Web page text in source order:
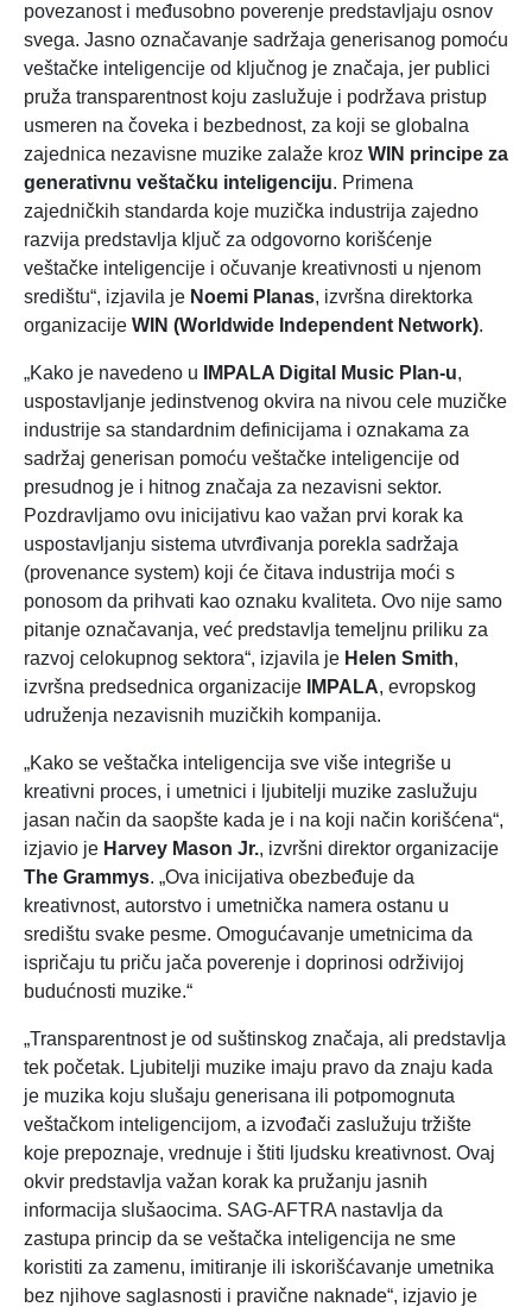
povezanost i međusobno poverenje predstavljaju osnov
svega. Jasno označavanje sadržaja generisanog pomoću
veštačke inteligencije od ključnog je značaja, jer publici
pruža transparentnost koju zaslužuje i podržava pristup
usmeren na čoveka i bezbednost, za koji se globalna
zajednica nezavisne muzike zalaže kroz WIN principe za
generativnu veštačku inteligenciju. Primena
zajedničkih standarda koje muzička industrija zajedno
razvija predstavlja ključ za odgovorno korišćenje
veštačke inteligencije i očuvanje kreativnosti u njenom
središtu“, izjavila je Noemi Planas, izvršna direktorka
organizacije WIN (Worldwide Independent Network).
„Kako je navedeno u IMPALA Digital Music Plan-u,
uspostavljanje jedinstvenog okvira na nivou cele muzičke
industrije sa standardnim definicijama i oznakama za
sadržaj generisan pomoću veštačke inteligencije od
presudnog je i hitnog značaja za nezavisni sektor.
Pozdravljamo ovu inicijativu kao važan prvi korak ka
uspostavljanju sistema utvrđivanja porekla sadržaja
(provenance system) koji će čitava industrija moći s
ponosom da prihvati kao oznaku kvaliteta. Ovo nije samo
pitanje označavanja, već predstavlja temeljnu priliku za
razvoj celokupnog sektora“, izjavila je Helen Smith,
izvršna predsednica organizacije
IMPALA, evropskog
udruženja nezavisnih muzičkih kompanija.
„Kako se veštačka inteligencija sve više integriše u
kreativni proces, i umetnici i ljubitelji muzike zaslužuju
jasan način da saopšte kada je i na koji način korišćena“,
izjavio je Harvey Mason Jr., izvršni direktor organizacije
The Grammys. „Ova inicijativa obezbeđuje da
kreativnost, autorstvo i umetnička namera ostanu u
središtu svake pesme. Omogućavanje umetnicima da
ispričaju tu priču jača poverenje i doprinosi održivijoj
budućnosti muzike.“
„Transparentnost je od suštinskog značaja, ali predstavlja
tek početak. Ljubitelji muzike imaju pravo da znaju kada
je muzika koju slušaju generisana ili potpomognuta
veštačkom inteligencijom, a izvođači zaslužuju tržište
koje prepoznaje, vrednuje i štiti ljudsku kreativnost. Ovaj
okvir predstavlja važan korak ka pružanju jasnih
informacija slušaocima. SAG-AFTRA nastavlja da
zastupa princip da se veštačka inteligencija ne sme
koristiti za zamenu, imitiranje ili iskorišćavanje umetnika
bez njihove saglasnosti i pravične naknade“, izjavio je